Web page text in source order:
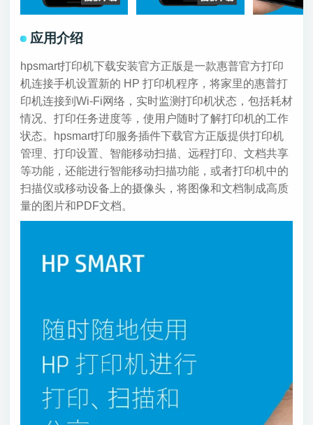
应用介绍
hpsmart打印机下载安装官方正版是一款惠普官方打印
机连接手机设置新的 HP 打印机程序，将家里的惠普打
印机连接到Wi-Fi网络，实时监测打印机状态，包括耗材
情况、打印任务进度等，使用户随时了解打印机的工作
状态。hpsmart打印服务插件下载官方正版提供打印机
管理、打印设置、智能移动扫描、远程打印、文档共享
等功能，还能进行智能移动扫描功能，或者打印机中的
扫描仪或移动设备上的摄像头，将图像和文档制成高质
量的图片和PDF文档。